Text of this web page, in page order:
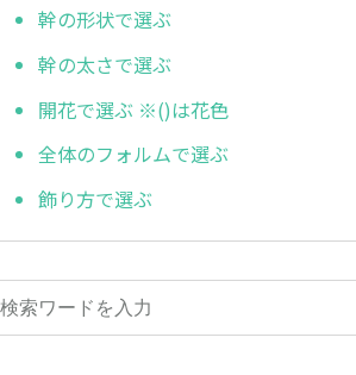
幹の形状で選ぶ
幹の太さで選ぶ
開花で選ぶ ※()は花色
全体のフォルムで選ぶ
飾り方で選ぶ